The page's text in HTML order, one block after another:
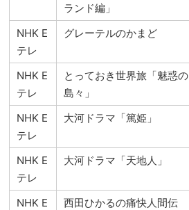
ランド編」
NHK E
テレ
グレーテルのかまど
NHK E
テレ
とっておき世界旅「魅惑の
島々」
NHK E
テレ
大河ドラマ「篤姫」
NHK E
テレ
大河ドラマ「天地人」
NHK E
西田ひかるの痛快人間伝